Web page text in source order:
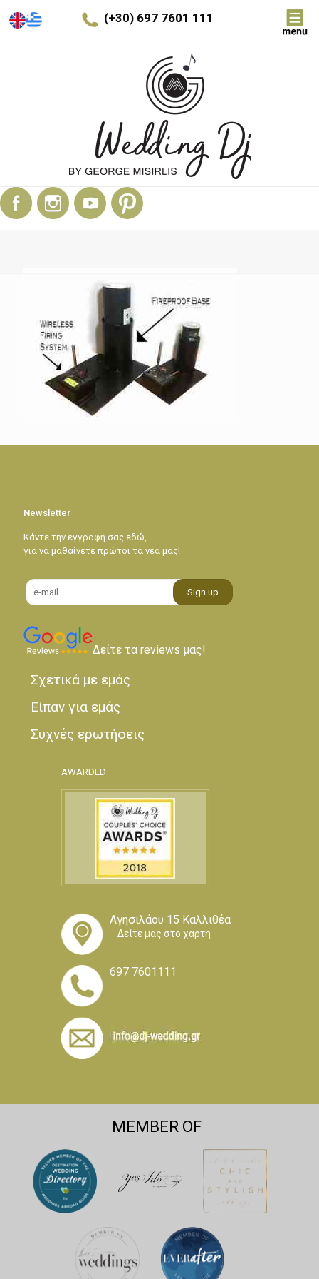
(+30) 697 7601 111
Newsletter
Κάντε την εγγραφή σας εδώ,
για να μαθαίνετε πρώτοι τα νέα μας!
Δείτε τα reviews μας!
Σχετικά με εμάς
Είπαν για εμάς
Συχνές ερωτήσεις
AWARDED
Αγησιλάου 15 Καλλιθέα
Δείτε μας στο χάρτη
697 7601111
MEMBER OF